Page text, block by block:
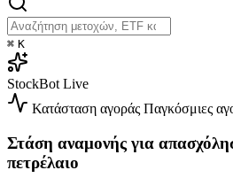
⌘ K
StockBot Live
Κατάσταση αγοράς Παγκόσμιες
Στάση αναμονής για
πετρέλαιο